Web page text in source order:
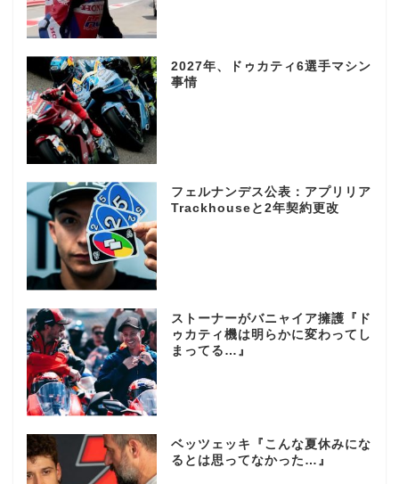
2027年、ドゥカティ6選手マシン
事情
フェルナンデス公表：アプリリア
Trackhouseと2年契約更改
ストーナーがバニャイア擁護『ド
ゥカティ機は明らかに変わってし
まってる…』
ベッツェッキ『こんな夏休みにな
るとは思ってなかった…』